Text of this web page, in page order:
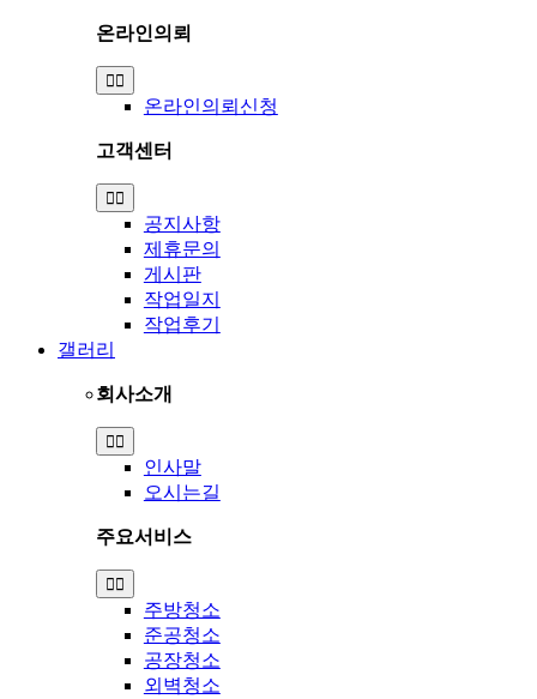
온라인의뢰
Toggle
Navigation
온라인의뢰신청
고객센터
Toggle
Navigation
공지사항
제휴문의
게시판
작업일지
작업후기
갤러리
회사소개
Toggle
Navigation
인사말
오시는길
주요서비스
Toggle
Navigation
주방청소
준공청소
공장청소
외벽청소